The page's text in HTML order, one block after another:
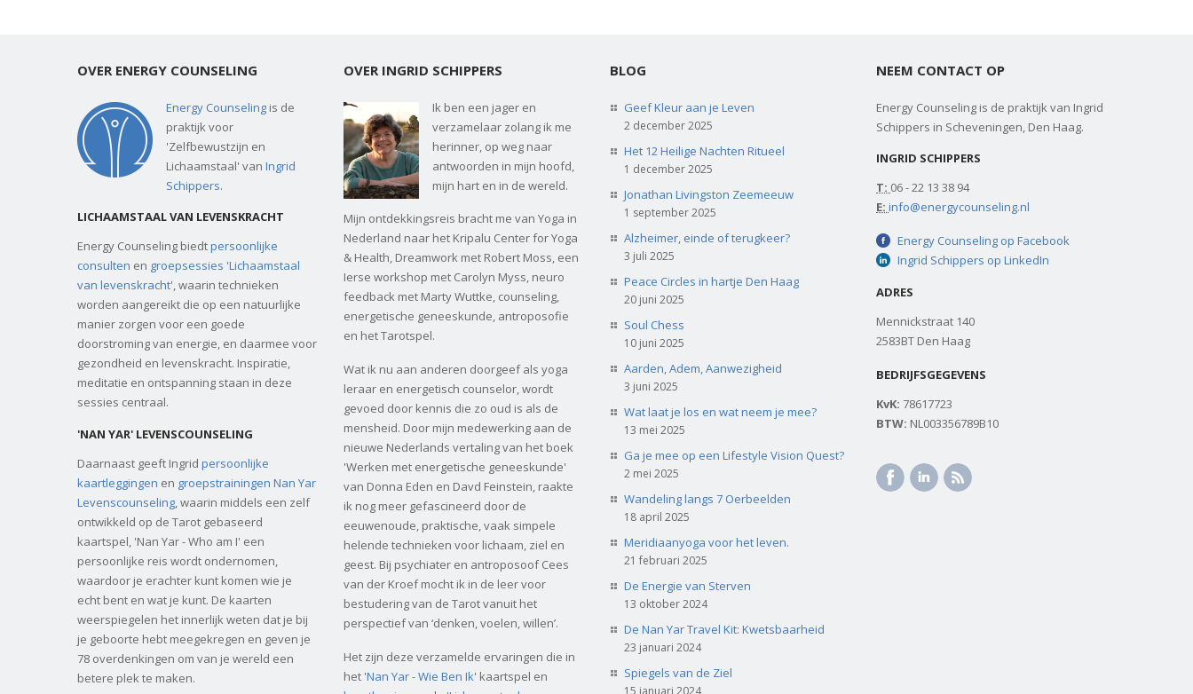
OVER ENERGY COUNSELING
Energy Counseling is de
praktijk voor
'Zelfbewustzijn en
Lichaamstaal' van Ingrid
Schippers.
LICHAAMSTAAL VAN LEVENSKRACHT
Energy Counseling biedtpersoonlijke
consulten en groepsessies 'Lichaamstaal
van levenskracht', waarin technieken
worden aangereikt die op een natuurlijke
manier zorgen voor een goede
doorstroming van energie, en daarmee voor
gezondheid en levenskracht. Inspiratie,
meditatie en ontspanning staan in deze
sessies centraal.
'NAN YAR' LEVENSCOUNSELING
Daarnaast geeft Ingrid persoonlijke
kaartleggingen en groepstrainingen Nan Yar
Levenscounseling, waarin middels een zelf
ontwikkeld op de Tarot gebaseerd
kaartspel, 'Nan Yar - Who am I' een
persoonlijke reis wordt ondernomen,
waardoor je erachter kunt komen wie je
echt bent en wat je kunt. De kaarten
weerspiegelen het innerlijk weten dat je bij
je geboorte hebt meegekregen en geven je
78 overdenkingen om van je wereld een
betere plek te maken.
OVER INGRID SCHIPPERS
Ik ben een jager en
verzamelaar zolang ik me
herinner, op weg naar
antwoorden in mijn hoofd,
mijn hart en in de wereld.
Mijn ontdekkingsreis bracht me van Yoga in
Nederland naar het Kripalu Center for Yoga
& Health, Dreamwork met Robert Moss, een
Ierse workshop met Carolyn Myss, neuro
feedback met Marty Wuttke, counseling,
energetische geneeskunde, antroposofie
en het Tarotspel.
Wat ik nu aan anderen doorgeef als yoga
leraar en energetisch counselor, wordt
gevoed door kennis die zo oud is als de
mensheid. Door mijn medewerking aan de
nieuwe Nederlands vertaling van het boek
'Werken met energetische geneeskunde'
van Donna Eden en Davd Feinstein, raakte
ik nog meer gefascineerd door de
eeuwenoude, praktische, vaak simpele
helende technieken voor lichaam, ziel en
geest. Bij psychiater en antroposoof Cees
van der Kroef mocht ik in de leer voor
bestudering van de Tarot vanuit het
perspectief van ‘denken, voelen, willen’.
Het zijn deze verzamelde ervaringen die in
het 'Nan Yar - Wie Ben Ik' kaartspel en
BLOG
Geef Kleur aan je Leven
2 december 2025
Het 12 Heilige Nachten Ritueel
1 december 2025
Jonathan Livingston Zeemeeuw
1 september 2025
Alzheimer, einde of terugkeer?
3 juli 2025
Peace Circles in hartje Den Haag
20 juni 2025
Soul Chess
10 juni 2025
Aarden, Adem, Aanwezigheid
3 juni 2025
Wat laat je los en wat neem je mee?
13 mei 2025
Ga je mee op een Lifestyle Vision Quest?
2 mei 2025
Wandeling langs 7 Oerbeelden
18 april 2025
Meridiaanyoga voor het leven.
21 februari 2025
De Energie van Sterven
13 oktober 2024
De Nan Yar Travel Kit: Kwetsbaarheid
23 januari 2024
Spiegels van de Ziel
15 januari 2024
NEEM CONTACT OP
Energy Counseling is de praktijk van Ingrid
Schippers in Scheveningen, Den Haag.
INGRID SCHIPPERS
T: 06 - 22 13 38 94
E: info@energycounseling.nl
Energy Counseling op Facebook
Ingrid Schippers op LinkedIn
ADRES
Mennickstraat 140
2583BT Den Haag
BEDRIJFSGEGEVENS
KvK: 78617723
BTW: NL003356789B10